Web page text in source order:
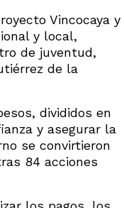
Vincocaya y
y local,
de juventud,
de la
divididos en
y asegurar la
se convirtieron
84 acciones